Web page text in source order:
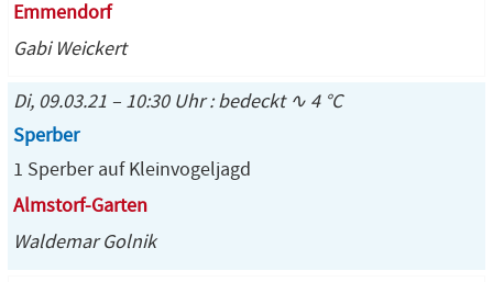
Emmendorf
Gabi Weickert
Di, 09.03.21 – 10:30 Uhr : bedeckt ∿ 4 °C
Sperber
1 Sperber auf Kleinvogeljagd
Almstorf-Garten
Waldemar Golnik